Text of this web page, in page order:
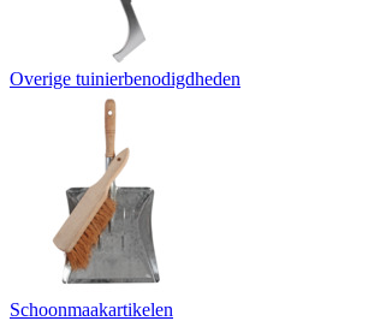
Overige tuinierbenodigdheden
Schoonmaakartikelen